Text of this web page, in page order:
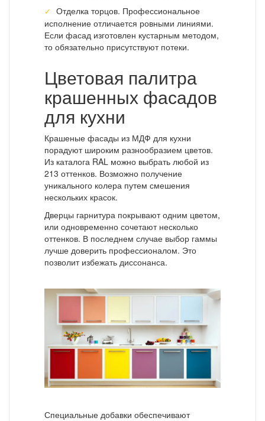
Отделка торцов. Профессиональное
исполнение отличается ровными линиями.
Если фасад изготовлен кустарным методом,
то обязательно присутствуют потеки.
Цветовая палитра
крашенных фасадов
для кухни
Крашеные фасады из МДФ для кухни
порадуют широким разнообразием цветов.
Из каталога RAL можно выбрать любой из
213 оттенков. Возможно получение
уникального колера путем смешения
нескольких красок.
Дверцы гарнитура покрывают одним цветом,
или одновременно сочетают несколько
оттенков. В последнем случае выбор гаммы
лучше доверить профессионалом. Это
позволит избежать диссонанса.
Специальные добавки обеспечивают